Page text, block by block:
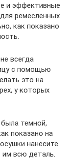
и эффективные
ремесленных
как показано
всегда
с помощью
это на
у которых
темной,
показано на
нанесите
им всю деталь.